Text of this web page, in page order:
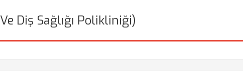
Ve Diş Sağlığı Polikliniği)